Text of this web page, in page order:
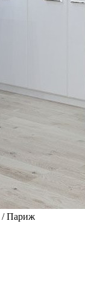
/ Париж